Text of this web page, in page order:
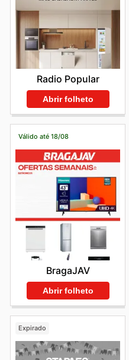
Radio Popular
Abrir folheto
Válido até 18/08
BragaJAV
Abrir folheto
Expirado